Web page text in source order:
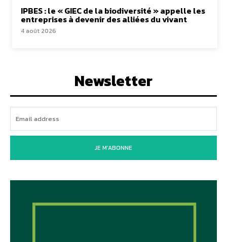
IPBES : le « GIEC de la biodiversité » appelle les
entreprises à devenir des alliées du vivant
4 août 2026
Newsletter
JE M'ABONNE